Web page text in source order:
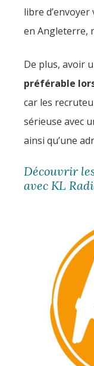
libre
en Angleterre,
De plus, avoir
préférable
car les
sérieuse avec
ainsi qu’une
Découvrir
avec KL